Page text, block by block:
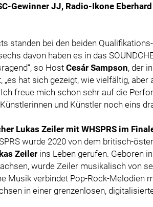
Gewinner JJ, Radio-Ikone
standen bei den beiden
davon haben es in das
so HostCesár Sampson, der
„es hat sich gezeigt, wie vielfältig,
freue mich schon sehr auf die
und Künstler noch eins
Lukas Zeiler mit WHSPRS im
wurde 2020 von dem britisch-
Zeiler ins Leben gerufen. Geboren
wurde Zeiler musikalisch von
Musik verbindet Pop-Rock-Melodien
in einer grenzenlosen,